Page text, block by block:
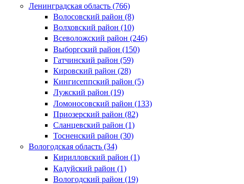
Ленинградская область (766)
Волосовский район (8)
Волховский район (10)
Всеволожский район (246)
Выборгский район (150)
Гатчинский район (59)
Кировский район (28)
Кингисеппский район (5)
Лужский район (19)
Ломоносовский район (133)
Приозерский район (82)
Сланцевский район (1)
Тосненский район (30)
Вологодская область (34)
Кирилловский район (1)
Кадуйский район (1)
Вологодский район (19)